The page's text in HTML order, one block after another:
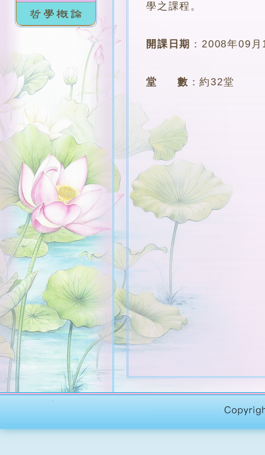
學之課程。
開課日期 ：2008年09月
堂 數 ：約32堂